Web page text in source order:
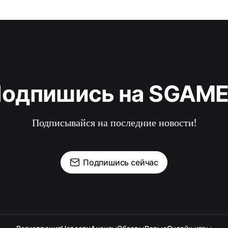
на
Подписывайся на последние новости!
Подпишись сейчас